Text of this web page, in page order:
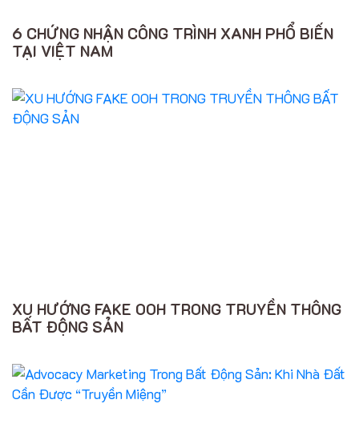
6 CHỨNG NHẬN CÔNG TRÌNH XANH PHỔ BIẾN
TẠI VIỆT NAM
XU HƯỚNG FAKE OOH TRONG TRUYỀN THÔNG
BẤT ĐỘNG SẢN